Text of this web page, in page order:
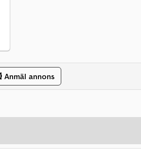
Anmäl annons